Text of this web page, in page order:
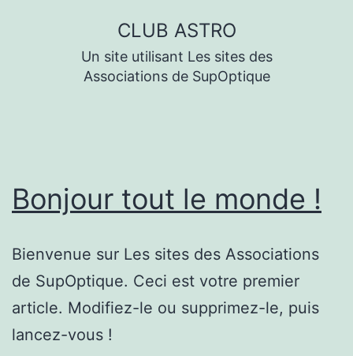
CLUB ASTRO
Un site utilisant Les sites des
Associations de SupOptique
Bonjour tout le monde !
Bienvenue sur Les sites des Associations
de SupOptique. Ceci est votre premier
article. Modifiez-le ou supprimez-le, puis
lancez-vous !